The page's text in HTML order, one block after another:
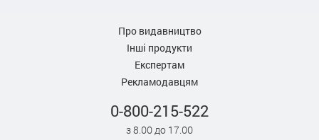
Про видавництво
Інші продукти
Експертам
Рекламодавцям
0-800-215-522
з 8.00 до 17.00